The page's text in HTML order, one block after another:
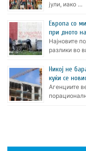
јули, иако …
Европа со
при дното
Најновите
разлики во
Никој не
куќи се
Агенциите